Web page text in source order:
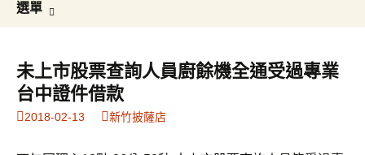
選單
內
容
鍵
字:
未上市股票查詢人員廚餘機全通受過專業
台中證件借款
2018-02-13 新竹披薩店